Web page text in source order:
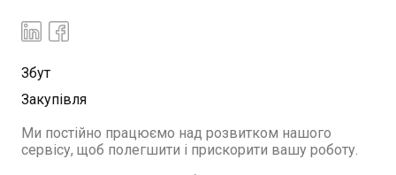
Збут
Закупівля
Ми постійно працюємо над розвитком нашого
сервісу, щоб полегшити і прискорити вашу роботу.